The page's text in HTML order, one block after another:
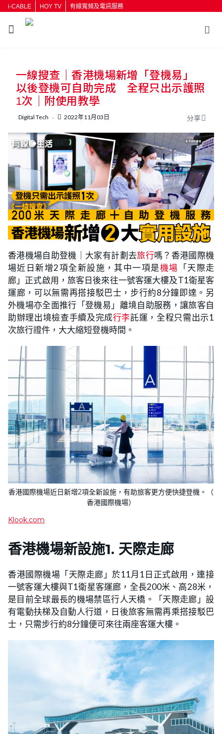
i-CABLE HOY TV 有線寬頻及電訊服務
按輸入鍵開始搜尋
一線搜查｜香港機場新增「登機易」
以後登機可自助完成 全程只出示護照
1次｜附使用教學
Digital Tech 2022年11月03日 分享
香港機場自助登機｜大家有計劃去旅行嗎？香港國際機
場近日新增2項全新設施，其中一項是機場 「天際走
廊」正式啟用，旅客日後來往一號客運大樓及T1衛星客
運廊，可以無需再搭接駁巴士，步行約8分鐘即達。另
外機場亦全面推行「登機易」離境自助服務，讓旅客自
助辦理出境檢查手續及完成行李託運，全程只需出示1
次旅行證件，大大縮短登機時間。
香港國際機場近日新增2項全新設施，有助旅客更方便快捷登機。（​​
香港國際機場）
Klook.com
香港機場新設施1. 天際走廊
香港國際機場「天際走廊」於11月1日正式啟用，連接
一號客運大樓與T1衛星客運廊，全長200米、高28米，
是目前全球最長的機場禁區行人天橋。「天際走廊」設
有電動扶梯及自動人行道，​​日後旅客無需再乘搭接駁巴
士，只需步行約8分鐘便可來往兩座客運大樓。